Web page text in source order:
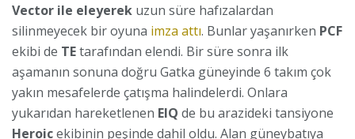
Vector ile eleyerek uzun süre hafızalardan
silinmeyecek bir oyuna imza attı. Bunlar yaşanırken PCF
ekibi de TEtarafından elendi. Bir süre sonra ilk
aşamanın sonuna doğru Gatka güneyinde 6 takım çok
yakın mesafelerde çatışma halindelerdi. Onlara
yukarıdan hareketlenen EIQ de bu arazideki tansiyone
Heroicekibinin peşinde dahil oldu. Alan güneybatıya